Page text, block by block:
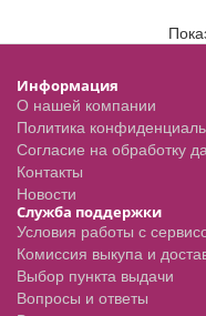
Информация
О нашей компании
Политика
Согласие на обработку
Контакты
Новости
Служба поддержки
Условия работы с
Комиссия выкупа и
Выбор пункта выдачи
Вопросы и ответы